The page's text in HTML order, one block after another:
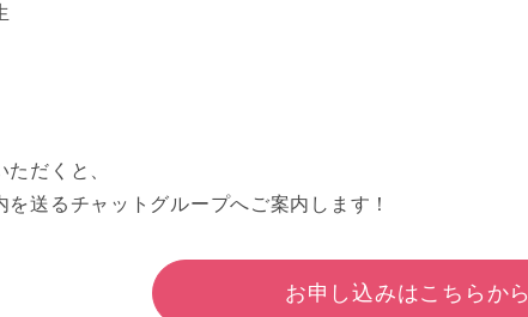
だくと、
送るチャットグループへご案内します！
お申し込みはこちらから